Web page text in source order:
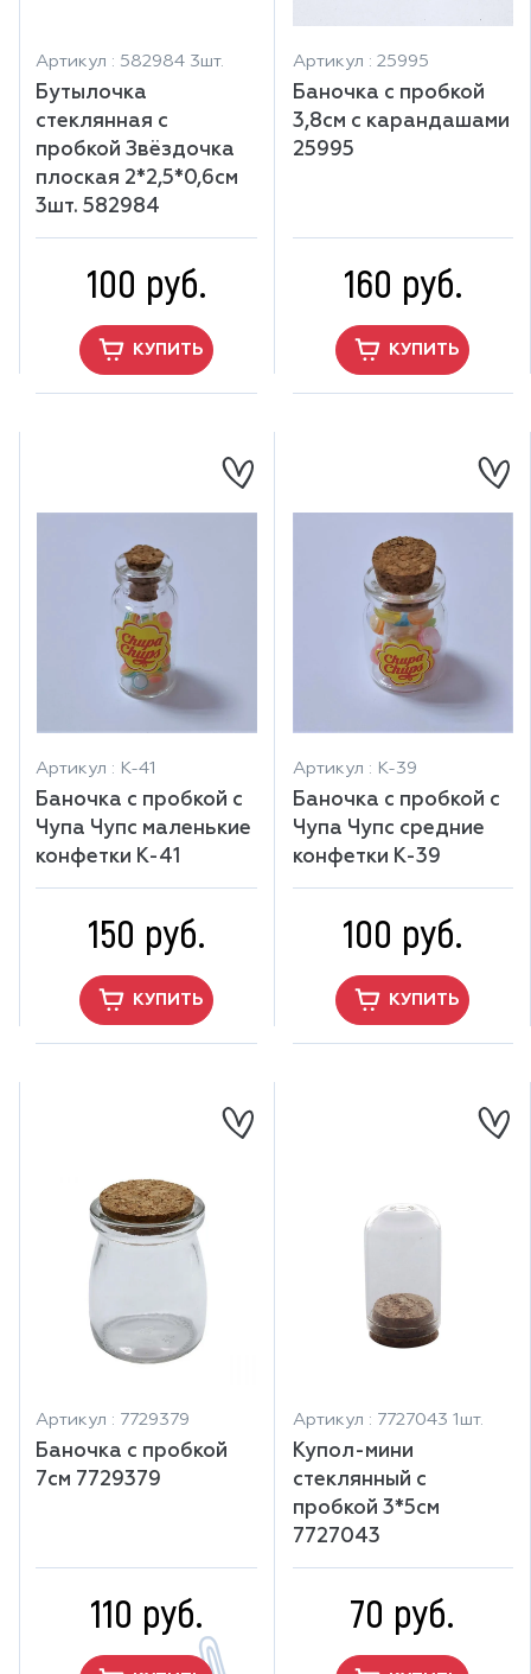
Артикул : 582984 3шт.
Бутылочка
стеклянная с
пробкой Звёздочка
плоская 2*2,5*0,6см
3шт. 582984
100 руб.
КУПИТЬ
Артикул : 25995
Баночка с пробкой
3,8см с карандашами
25995
160 руб.
КУПИТЬ
Артикул : К-41
Баночка с пробкой с
Чупа Чупс маленькие
конфетки К-41
150 руб.
КУПИТЬ
Артикул : К-39
Баночка с пробкой с
Чупа Чупс средние
конфетки К-39
100 руб.
КУПИТЬ
Артикул : 7729379
Баночка с пробкой
7см 7729379
110 руб.
Артикул : 7727043 1шт.
Купол-мини
стеклянный с
пробкой 3*5см
7727043
70 руб.